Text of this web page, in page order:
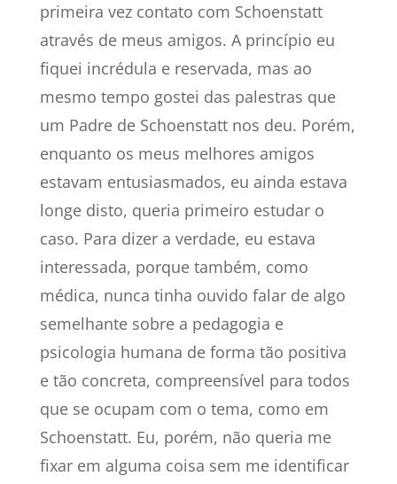
primeira vez contato com Schoenstatt
através de meus amigos. A princípio eu
fiquei incrédula e reservada, mas ao
mesmo tempo gostei das palestras que
um Padre de Schoenstatt nos deu. Porém,
enquanto os meus melhores amigos
estavam entusiasmados, eu ainda estava
longe disto, queria primeiro estudar o
caso. Para dizer a verdade, eu estava
interessada, porque também, como
médica, nunca tinha ouvido falar de algo
semelhante sobre a pedagogia e
psicologia humana de forma tão positiva
e tão concreta, compreensível para todos
que se ocupam com o tema, como em
Schoenstatt. Eu, porém, não queria me
fixar em alguma coisa sem me identificar